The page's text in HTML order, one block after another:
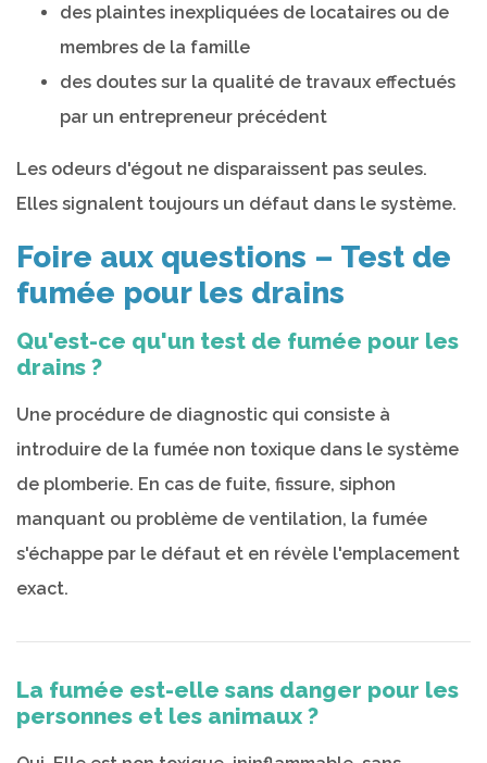
des plaintes inexpliquées de locataires ou de
membres de la famille
des doutes sur la qualité de travaux effectués
par un entrepreneur précédent
Les odeurs d'égout ne disparaissent pas seules.
Elles signalent toujours un défaut dans le système.
Foire aux questions – Test de
fumée pour les drains
Qu'est-ce qu'un test de fumée pour les
drains ?
Une procédure de diagnostic qui consiste à
introduire de la fumée non toxique dans le système
de plomberie. En cas de fuite, fissure, siphon
manquant ou problème de ventilation, la fumée
s'échappe par le défaut et en révèle l'emplacement
exact.
La fumée est-elle sans danger pour les
personnes et les animaux ?